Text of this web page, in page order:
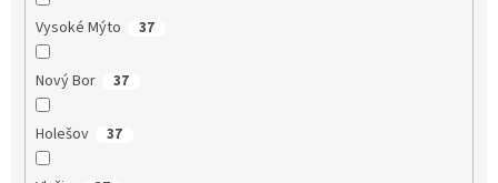
Vysoké Mýto 37
Nový Bor 37
Holešov 37